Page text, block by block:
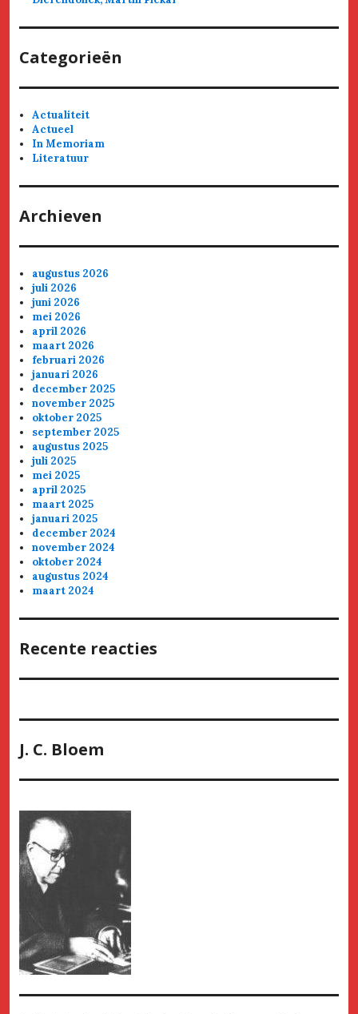
Categorieën
Actualiteit
Actueel
In Memoriam
Literatuur
Archieven
augustus 2026
juli 2026
juni 2026
mei 2026
april 2026
maart 2026
februari 2026
januari 2026
december 2025
november 2025
oktober 2025
september 2025
augustus 2025
juli 2025
mei 2025
april 2025
maart 2025
januari 2025
december 2024
november 2024
oktober 2024
augustus 2024
maart 2024
Recente reacties
J. C. Bloem